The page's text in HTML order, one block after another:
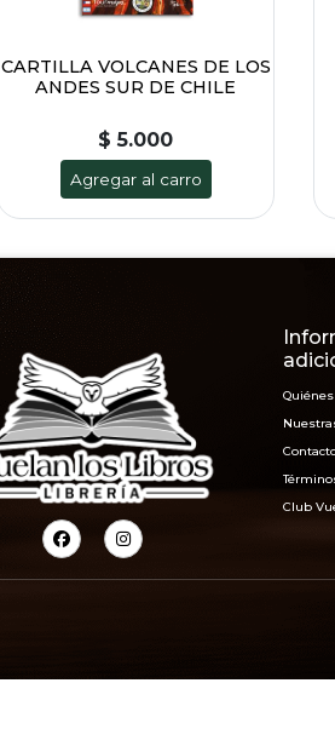
CARTILLA VOLCANES DE LOS
ANDES SUR DE CHILE
$ 5.000
Agregar al carro
Club